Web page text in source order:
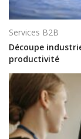
Services B2B
Découpe
productivité